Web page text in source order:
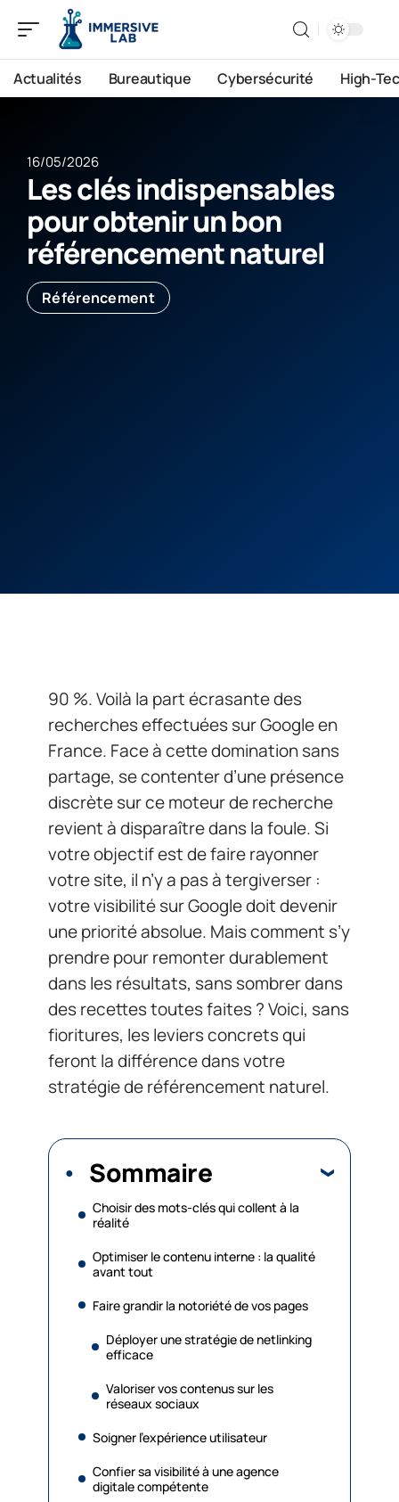
Actualités Bureautique Cybersécurité High-
16/05/2026
Les clés indispensables
pour obtenir un bon
référencement naturel
Référencement
90 %. Voilà la part écrasante des
recherches effectuées sur Google en
France. Face à cette domination sans
partage, se contenter d’une présence
discrète sur ce moteur de recherche
revient à disparaître dans la foule. Si
votre objectif est de faire rayonner
votre site, il n’y a pas à tergiverser :
votre visibilité sur Google doit devenir
une priorité absolue. Mais comment s’y
prendre pour remonter durablement
dans les résultats, sans sombrer dans
des recettes toutes faites ? Voici, sans
fioritures, les leviers concrets qui
feront la différence dans votre
stratégie de référencement naturel.
Sommaire
Choisir des mots-clés qui collent à la
réalité
Optimiser le contenu interne : la qualité
avant tout
Faire grandir la notoriété de vos pages
Déployer une stratégie de netlinking
efficace
Valoriser vos contenus sur les
réseaux sociaux
Soigner l’expérience utilisateur
Confier sa visibilité à une agence
digitale compétente